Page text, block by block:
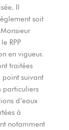
Il
soit
RPP
en vigueur.
traitées
point suivant
particuliers
d’eaux
à
notamment